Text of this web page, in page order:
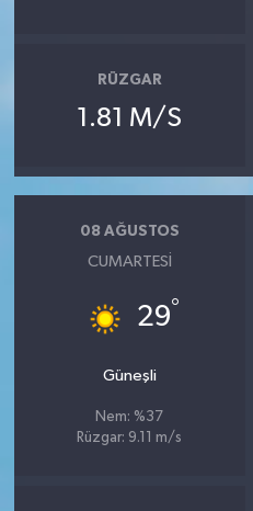
RÜZGAR
1.81 M/S
08 AĞUSTOS
CUMARTESI
29°
Güneşli
Nem: %37
Rüzgar: 9.11 m/s